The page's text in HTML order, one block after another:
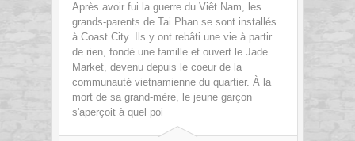
Après avoir fui la guerre du Viêt Nam, les
grands-parents de Tai Phan se sont installés
à Coast City. Ils y ont rebâti une vie à partir
de rien, fondé une famille et ouvert le Jade
Market, devenu depuis le coeur de la
communauté vietnamienne du quartier. À la
mort de sa grand-mère, le jeune garçon
s'aperçoit à quel poi